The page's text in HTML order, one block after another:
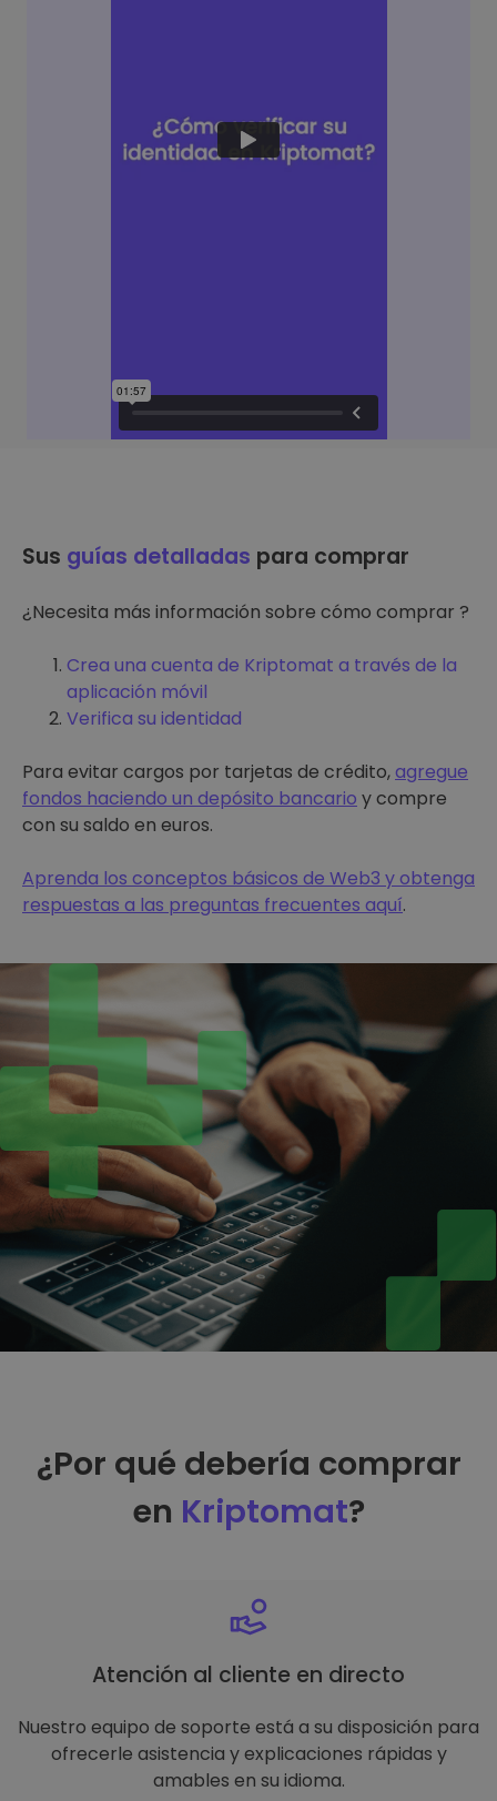
Sus guías detalladas para comprar
¿Necesita más información sobre cómo comprar ?
Crea una cuenta de Kriptomat a través de la
aplicación móvil
Verifica su identidad
Para evitar cargos por tarjetas de crédito,agregue
fondos haciendo un depósito bancario y compre
con su saldo en euros.
Aprenda los conceptos básicos de Web3 y obtenga
respuestas a las preguntas frecuentes aquí.
¿Por qué debería comprar
en Kriptomat?
Atención al cliente en directo
Nuestro equipo de soporte está a su disposición para
ofrecerle asistencia y explicaciones rápidas y
amables en su idioma.